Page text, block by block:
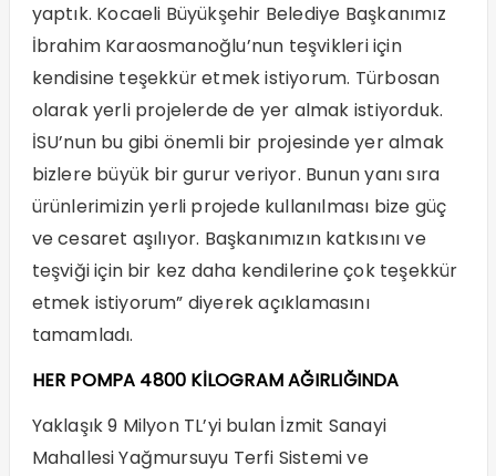
yaptık. Kocaeli Büyükşehir Belediye Başkanımız
İbrahim Karaosmanoğlu’nun teşvikleri için
kendisine teşekkür etmek istiyorum. Türbosan
olarak yerli projelerde de yer almak istiyorduk.
İSU’nun bu gibi önemli bir projesinde yer almak
bizlere büyük bir gurur veriyor. Bunun yanı sıra
ürünlerimizin yerli projede kullanılması bize güç
ve cesaret aşılıyor. Başkanımızın katkısını ve
teşviği için bir kez daha kendilerine çok teşekkür
etmek istiyorum” diyerek açıklamasını
tamamladı.
HER POMPA 4800 KİLOGRAM AĞIRLIĞINDA
Yaklaşık 9 Milyon TL’yi bulan İzmit Sanayi
Mahallesi Yağmursuyu Terfi Sistemi ve